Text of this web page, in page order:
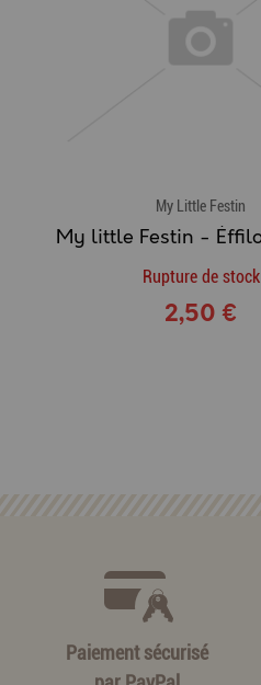
My Little Festin
Rupture de stock
2,50 €
Paiement sécurisé